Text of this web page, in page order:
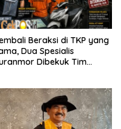
Beraksi di TKP yang
Dua Spesialis
Dibekuk Tim